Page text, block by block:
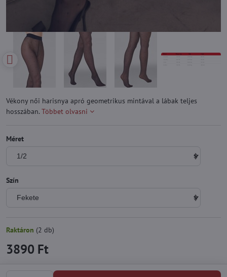
Vékony női harisnya apró geometrikus mintával a lábak teljes
hosszában. Többet olvasni
Méret
Szín
Raktáron (2 db)
3890 Ft